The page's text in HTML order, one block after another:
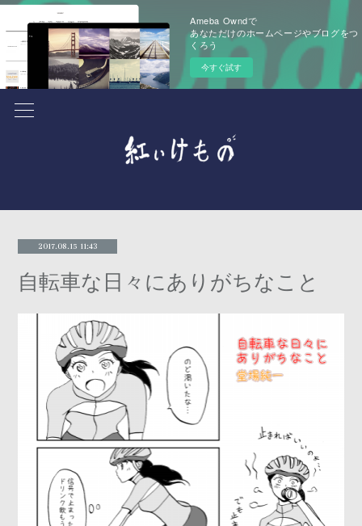
Ameba Owndで
あなただけのホームページやブログをつ
くろう
今すぐ試す
2017.08.15 11:43
自転車な日々にありがちなこと